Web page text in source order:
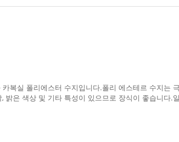
복실 폴리에스터 수지입니다.폴리 에스테르 수지는
은 색상 및 기타 특성이 있으므로 장식이 좋습니다.